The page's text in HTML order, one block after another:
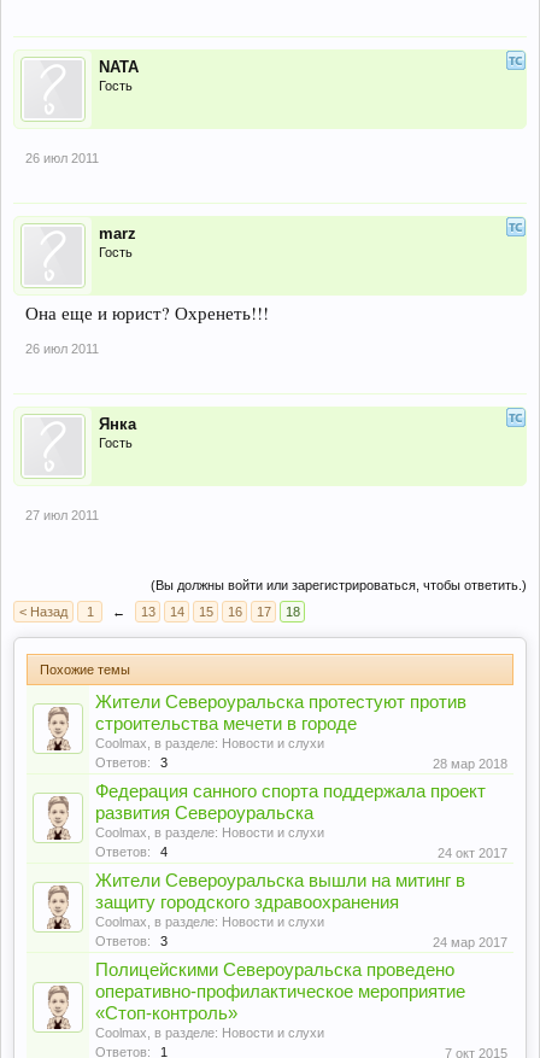
NATA
Гость
26 июл 2011
marz
Гость
Она еще и юрист? Охренеть!!!
26 июл 2011
Янка
Гость
27 июл 2011
(Вы должны войти или зарегистрироваться, чтобы ответить.)
< Назад
1 ← 13 14 15 16 17 18
Похожие темы
Жители Североуральска протестуют против
строительства мечети в городе
Coolmax , в разделе: Новости и слухи
Ответов:
3 28 мар 2018
Федерация санного спорта поддержала проект
развития Североуральска
Coolmax , в разделе: Новости и слухи
Ответов:
4 24 окт 2017
Жители Североуральска вышли на митинг в
защиту городского здравоохранения
Coolmax , в разделе: Новости и слухи
Ответов:
3 24 мар 2017
Полицейскими Североуральска проведено
оперативно-профилактическое мероприятие
«Стоп-контроль»
Coolmax , в разделе: Новости и слухи
Ответов:
1 7 окт 2015